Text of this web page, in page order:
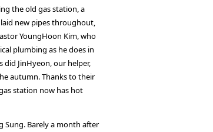
the old gas station, a
new pipes throughout,
YoungHoon Kim, who
plumbing as he does in
JinHyeon, our helper,
autumn. Thanks to their
station now has hot
Sung. Barely a month after